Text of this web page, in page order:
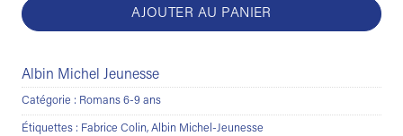
AJOUTER AU PANIER
Albin Michel Jeunesse
Catégorie : Romans 6-9 ans
Étiquettes : Fabrice Colin, Albin Michel-Jeunesse